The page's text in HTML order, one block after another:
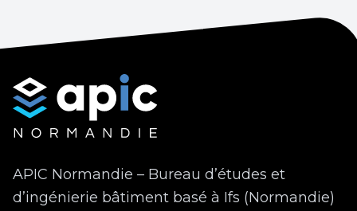
APIC Normandie – Bureau d’études et
d’ingénierie bâtiment basé à Ifs (Normandie)